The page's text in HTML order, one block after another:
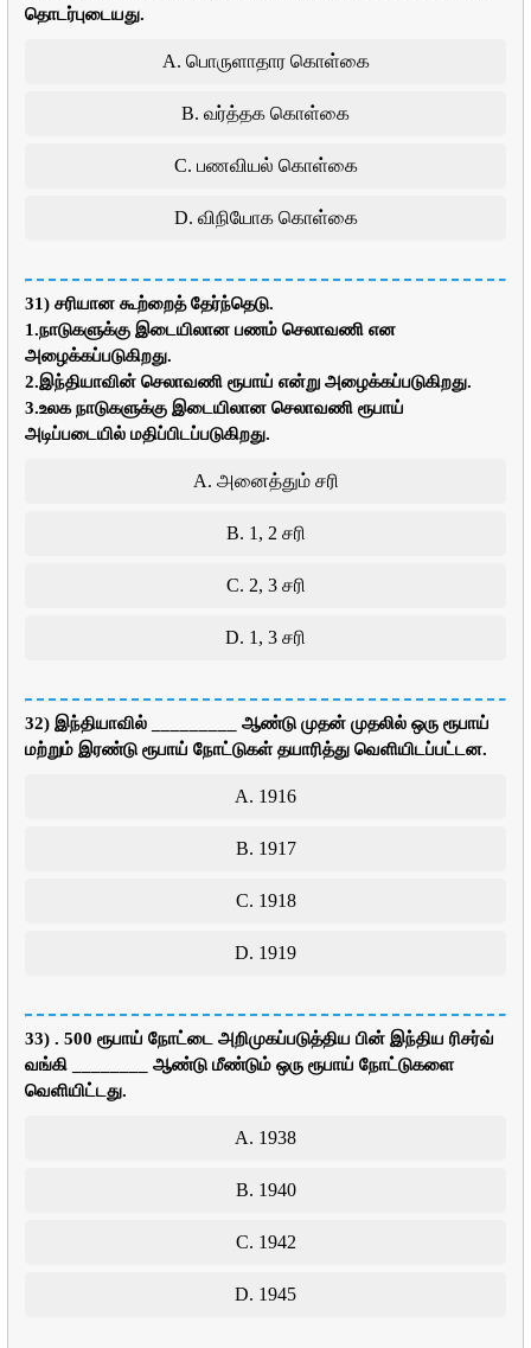
தொடர்புடையது.
A. பொருளாதார கொள்கை
B. வர்த்தக கொள்கை
C. பணவியல் கொள்கை
D. விநியோக கொள்கை
31) சரியான கூற்றைத் தேர்ந்தெடு.
1.நாடுகளுக்கு இடையிலான பணம் செலாவணி என
அழைக்கப்படுகிறது.
2.இந்தியாவின் செலாவணி ரூபாய் என்று அழைக்கப்படுகிறது.
3.உலக நாடுகளுக்கு இடையிலான செலாவணி ரூபாய்
அடிப்படையில் மதிப்பிடப்படுகிறது.
A. அனைத்தும் சரி
B. 1, 2 சரி
C. 2, 3 சரி
D. 1, 3 சரி
32) இந்தியாவில் _________ ஆண்டு முதன் முதலில் ஒரு ரூபாய்
மற்றும் இரண்டு ரூபாய் நோட்டுகள் தயாரித்து வெளியிடப்பட்டன.
A. 1916
B. 1917
C. 1918
D. 1919
33) . 500 ரூபாய் நோட்டை அறிமுகப்படுத்திய பின் இந்திய ரிசர்வ்
வங்கி ________ ஆண்டு மீண்டும் ஒரு ரூபாய் நோட்டுகளை
வெளியிட்டது.
A. 1938
B. 1940
C. 1942
D. 1945